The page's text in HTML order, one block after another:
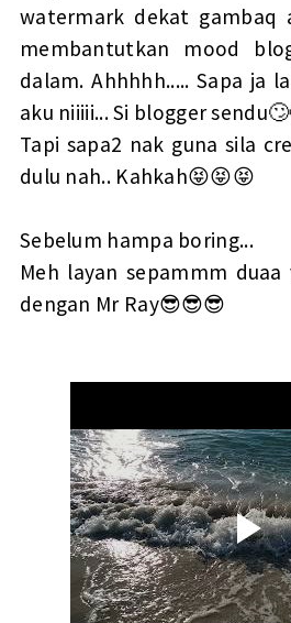
watermark dekat gambaq
membantutkan mood
dalam. Ahhhhh..... Sapa ja
aku niiiii... Si blogger
Tapi sapa2 nak guna sila
dulu nah.. Kahkah😝😝😝
Sebelum hampa boring...
Meh layan sepammm
dengan Mr Ray😎😎😎